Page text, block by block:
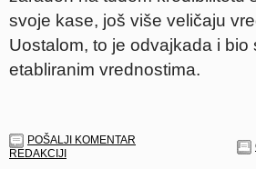
svoje kase, još više veličaju
Uostalom, to je odvajkada i bio
etabliranim vrednostima.
POŠALJI KOMENTAR
REDAKCIJI